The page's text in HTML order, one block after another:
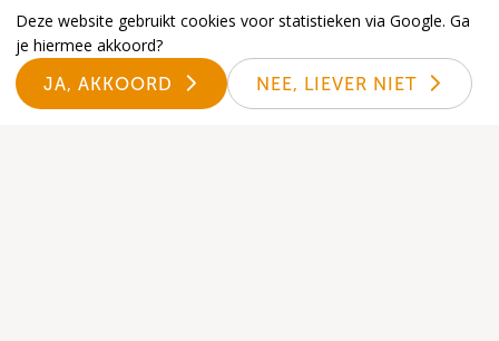
Extra
Kerkbalans
Nalatenschap
Declareren
Deze website gebruikt cookies voor statistieken via Google. Ga
je hiermee akkoord?
JA, AKKOORD
NEE, LIEVER NIET